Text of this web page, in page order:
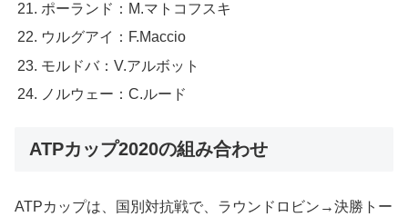
ポーランド：M.マトコフスキ
ウルグアイ：F.Maccio
モルドバ：V.アルボット
ノルウェー：C.ルード
ATPカップ2020の組み合わせ
ATPカップは、国別対抗戦で、ラウンドロビン→決勝トー